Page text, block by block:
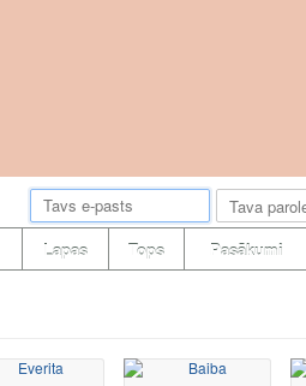
Lapas Tops Pasākumi